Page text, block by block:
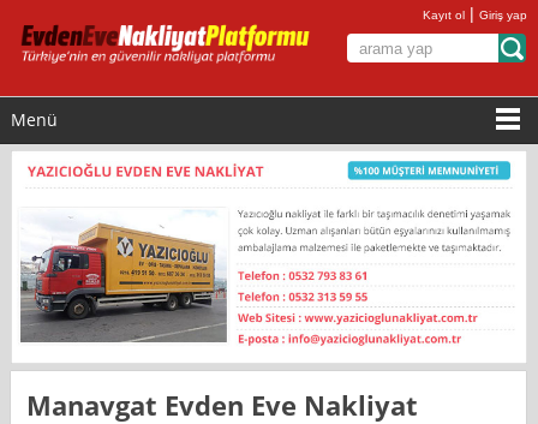
Kayıt ol |Giriş yap
Menü
Manavgat Evden Eve Nakliyat